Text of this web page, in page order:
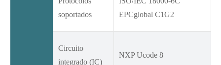
soportados
EPCglobal C1G2
Circuito
integrado (IC)
NXP Ucode 8